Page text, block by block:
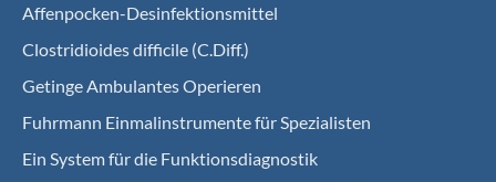
Affenpocken-Desinfektionsmittel
Clostridioides difficile (C.Diff.)
Getinge Ambulantes Operieren
Fuhrmann Einmalinstrumente für Spezialisten
Ein System für die Funktionsdiagnostik